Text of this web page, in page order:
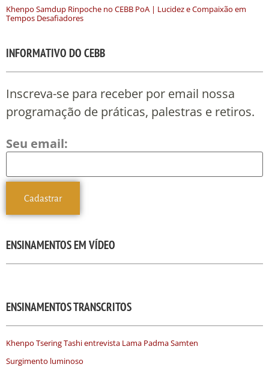
Khenpo Samdup Rinpoche no CEBB PoA | Lucidez e Compaixão em
Tempos Desafiadores
INFORMATIVO DO CEBB
Inscreva-se para receber por email nossa
programação de práticas, palestras e retiros.
Seu email:
ENSINAMENTOS EM VÍDEO
ENSINAMENTOS TRANSCRITOS
Khenpo Tsering Tashi entrevista Lama Padma Samten
Surgimento luminoso